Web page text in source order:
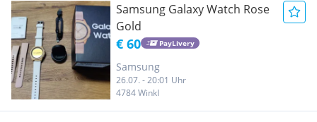
Samsung Galaxy Watch Rose
Gold
€ 60 PayLivery
Samsung
26.07. - 20:01 Uhr
4784 Winkl